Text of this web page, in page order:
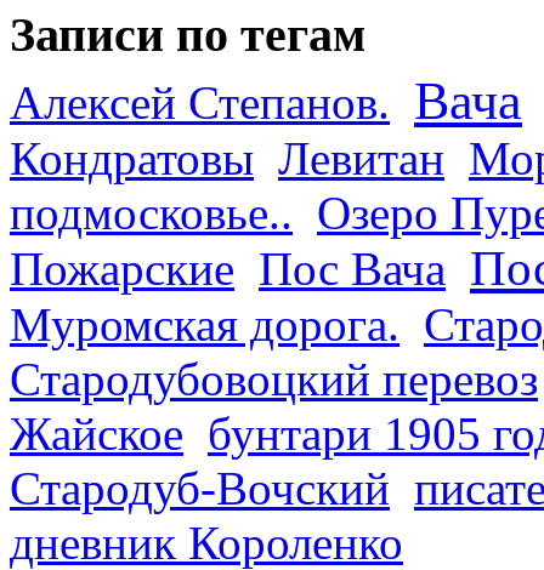
Записи по тегам
Алексей Степанов. Вача
Кондратовы Левитан
подмосковье.. Озеро
Пожарские Пос Вача
Муромская дорога.
Стародубовоцкий перевоз
Жайское бунтари 1905
Стародуб-Вочский
дневник Короленко